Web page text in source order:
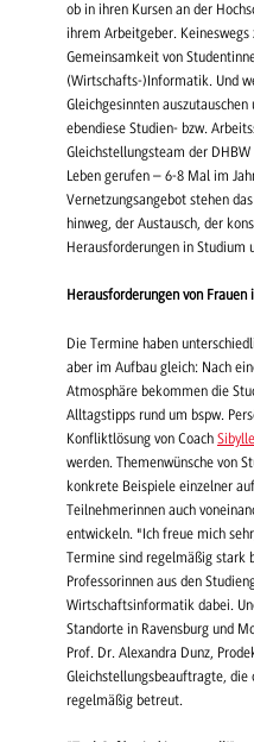
ob in ihren Kursen an der
ihrem Arbeitgeber.
Gemeinsamkeit von
(Wirtschafts-)Informatik. Und
Gleichgesinnten
ebendiese Studien- bzw.
Gleichstellungsteam der
Leben gerufen – 6-8 Mal im
Vernetzungsangebot stehen
hinweg, der Austausch, der
Herausforderungen in Studium
Herausforderungen von Frauen
Die Termine haben
aber im Aufbau gleich: Nach
Atmosphäre bekommen die
Alltagstipps rund um bspw.
Konfliktlösung von Coach
werden. Themenwünsche von
konkrete Beispiele einzelner
Teilnehmerinnen auch
entwickeln. "Ich freue mich
Termine sind regelmäßig stark
Professorinnen aus den
Wirtschaftsinformatik dabei.
Standorte in Ravensburg und
Prof. Dr. Alexandra Dunz,
Gleichstellungsbeauftragte,
regelmäßig betreut.